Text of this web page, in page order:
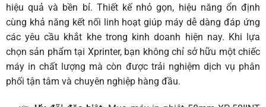
hiệu quả và bền bỉ. Thiết kế nhỏ gọn, hiệu năng ổn định
cùng khả năng kết nối linh hoạt giúp máy dễ dàng đáp ứng
các yêu cầu khắt khe trong kinh doanh hiện nay. Khi lựa
chọn sản phẩm tại Xprinter, bạn không chỉ sở hữu một chiếc
máy in chất lượng mà còn được trải nghiệm dịch vụ phân
phối tận tâm và chuyên nghiệp hàng đầu.